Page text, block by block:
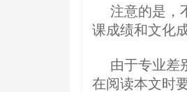
注意的是，
课成绩和文化
由于专业差
在阅读本文时